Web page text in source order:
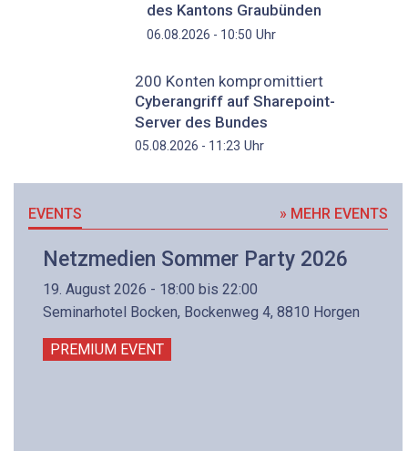
des Kantons Graubünden
06.08.2026 - 10:50 Uhr
200 Konten kompromittiert
Cyberangriff auf Sharepoint-
Server des Bundes
05.08.2026 - 11:23 Uhr
EVENTS » MEHR EVENTS
Netzmedien Sommer Party 2026
19. August 2026 - 18:00 bis 22:00
Seminarhotel Bocken, Bockenweg 4, 8810 Horgen
PREMIUM EVENT